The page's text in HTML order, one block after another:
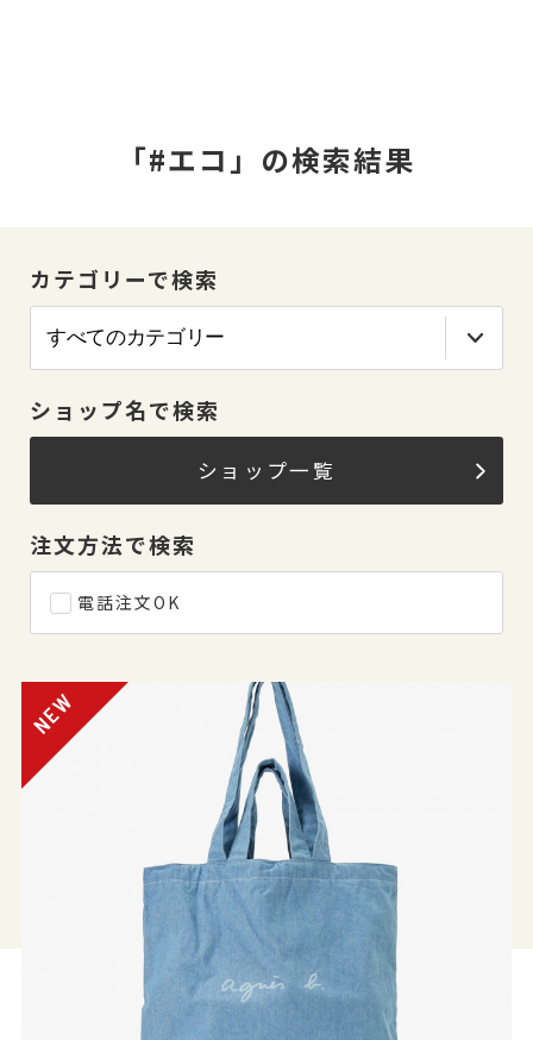
「#エコ」の検索結果
カテゴリーで検索
ショップ名で検索
ショップ一覧
注文方法で検索
電話注文OK